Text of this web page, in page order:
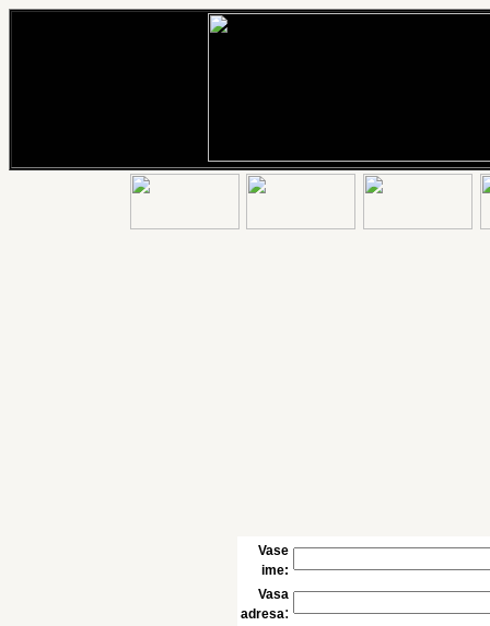
Vase
ime:
Vasa
adresa: